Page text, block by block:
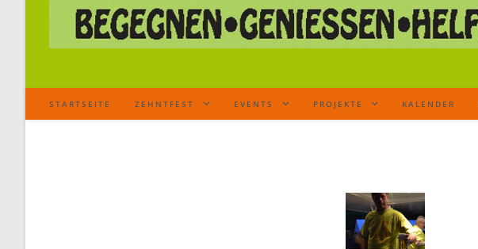
STARTSEITE ZEHNTFEST EVENTS PROJEKTE KALENDER